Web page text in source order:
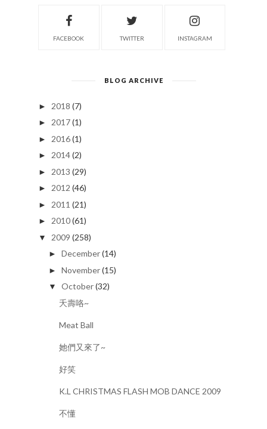
FACEBOOK TWITTER INSTAGRAM
BLOG ARCHIVE
► 2018 (7)
► 2017(1)
► 2016(1)
► 2014(2)
► 2013 (29)
► 2012 (46)
► 2011 (21)
► 2010(61)
▼ 2009 (258)
► December(14)
► November(15)
▼ October(32)
夭壽咯~
Meat Ball
她們又來了~
好笑
K.L CHRISTMAS FLASH MOB DANCE 2009
不懂